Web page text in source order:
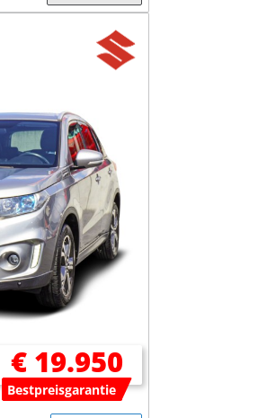
€ 19.950
Bestpreisgarantie